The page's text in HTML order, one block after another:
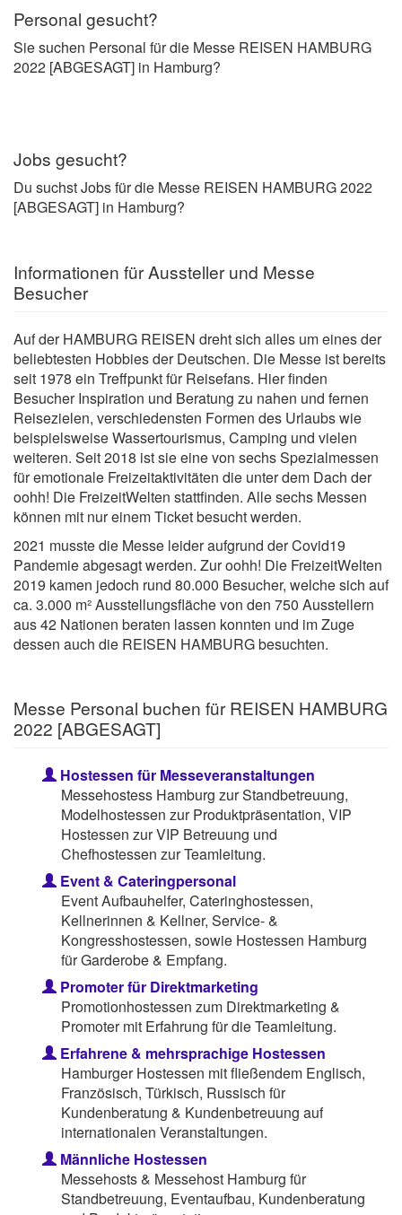
Personal gesucht?
Sie suchen Personal für die Messe REISEN HAMBURG
2022 [ABGESAGT] in Hamburg?
Jobs gesucht?
Du suchst Jobs für die Messe REISEN HAMBURG 2022
[ABGESAGT] in Hamburg?
Informationen für Aussteller und Messe
Besucher
Auf der HAMBURG REISEN dreht sich alles um eines der
beliebtesten Hobbies der Deutschen. Die Messe ist bereits
seit 1978 ein Treffpunkt für Reisefans. Hier finden
Besucher Inspiration und Beratung zu nahen und fernen
Reisezielen, verschiedensten Formen des Urlaubs wie
beispielsweise Wassertourismus, Camping und vielen
weiteren. Seit 2018 ist sie eine von sechs Spezialmessen
für emotionale Freizeitaktivitäten die unter dem Dach der
oohh! Die FreizeitWelten stattfinden. Alle sechs Messen
können mit nur einem Ticket besucht werden.
2021 musste die Messe leider aufgrund der Covid19
Pandemie abgesagt werden. Zur oohh! Die FreizeitWelten
2019 kamen jedoch rund 80.000 Besucher, welche sich auf
ca. 3.000 m² Ausstellungsfläche von den 750 Ausstellern
aus 42 Nationen beraten lassen konnten und im Zuge
dessen auch die REISEN HAMBURG besuchten.
Messe Personal buchen für REISEN HAMBURG
2022 [ABGESAGT]
Hostessen für Messeveranstaltungen
Messehostess Hamburg zur Standbetreuung,
Modelhostessen zur Produktpräsentation, VIP
Hostessen zur VIP Betreuung und
Chefhostessen zur Teamleitung.
Event & Cateringpersonal
Event Aufbauhelfer, Cateringhostessen,
Kellnerinnen & Kellner, Service- &
Kongresshostessen, sowie Hostessen Hamburg
für Garderobe & Empfang.
Promoter für Direktmarketing
Promotionhostessen zum Direktmarketing &
Promoter mit Erfahrung für die Teamleitung.
Erfahrene & mehrsprachige Hostessen
Hamburger Hostessen mit fließendem Englisch,
Französisch, Türkisch, Russisch für
Kundenberatung & Kundenbetreuung auf
internationalen Veranstaltungen.
Männliche Hostessen
Messehosts & Messehost Hamburg für
Standbetreuung, Eventaufbau, Kundenberatung